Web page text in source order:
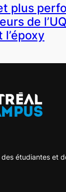
plus
de
étudiantes et